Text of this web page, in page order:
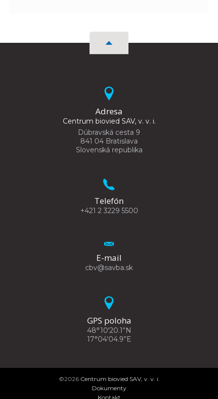
Adresa
Centrum biovied SAV, v. v. i.
Dúbravská cesta 9
841 04 Bratislava
Slovenská republika
Telefón
+421 2 3229 5500
E-mail
cbv@savba.sk
GPS poloha
48°10'20.1”N
17°04'04.9”E
©2026Centrum biovied SAV, v. v. i.
Dokumenty
Kontakt